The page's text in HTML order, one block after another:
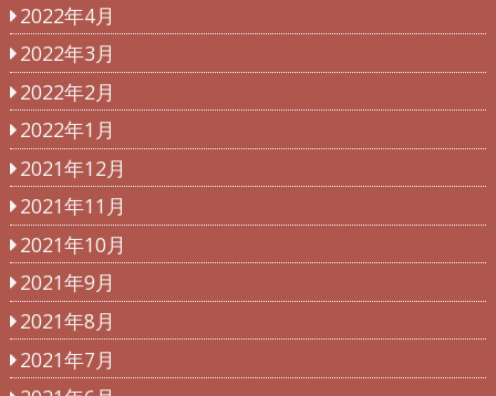
2022年4月
2022年3月
2022年2月
2022年1月
2021年12月
2021年11月
2021年10月
2021年9月
2021年8月
2021年7月